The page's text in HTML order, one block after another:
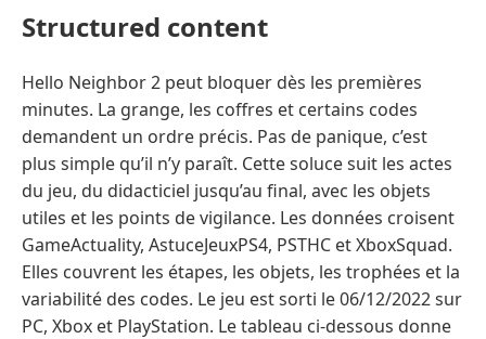
Structured content
Hello Neighbor 2 peut bloquer dès les premières
minutes. La grange, les coffres et certains codes
demandent un ordre précis. Pas de panique, c’est
plus simple qu’il n’y paraît. Cette soluce suit les actes
du jeu, du didacticiel jusqu’au final, avec les objets
utiles et les points de vigilance. Les données croisent
GameActuality, AstuceJeuxPS4, PSTHC et XboxSquad.
Elles couvrent les étapes, les objets, les trophées et la
variabilité des codes. Le jeu est sorti le 06/12/2022 sur
PC, Xbox et PlayStation. Le tableau ci-dessous donne